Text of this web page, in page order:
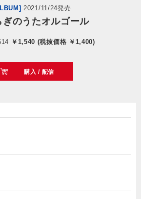
2021/11/24発売
ぎのうたオルゴール
￥1,540 (税抜価格 ￥1,400)
購入 / 配信